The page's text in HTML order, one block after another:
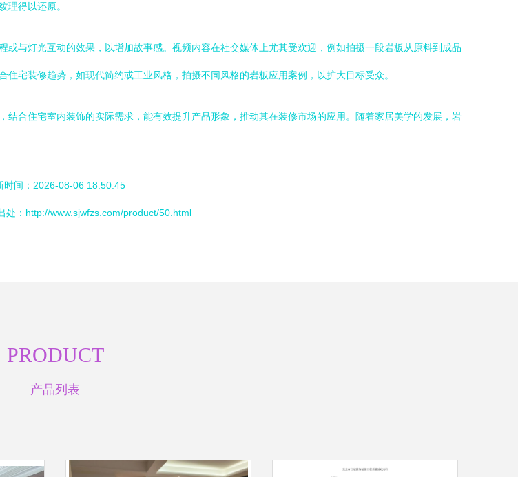
理得以还原。
与灯光互动的效果，以增加故事感。视频内容在社交媒体上尤其受欢迎，例如拍摄一段岩板从原料到成品
宅装修趋势，如现代简约或工业风格，拍摄不同风格的岩板应用案例，以扩大目标受众。
合住宅室内装饰的实际需求，能有效提升产品形象，推动其在装修市场的应用。随着家居美学的发展，岩
时间：2026-08-06 18:50:45
处：http://www.sjwfzs.com/product/50.html
PRODUCT
产品列表